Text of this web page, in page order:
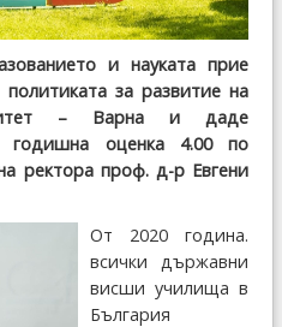
и науката прие
за развитие на
– Варна и даде
годишна оценка 4.00 по
ректора проф. д-р Евгени
От 2020 година.
всички държавни
висши училища в
България